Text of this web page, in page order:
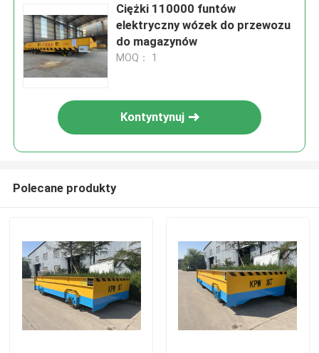
Ciężki 110000 funtów
elektryczny wózek do przewozu
do magazynów
MOQ： 1
Kontyntynuj
Polecane produkty